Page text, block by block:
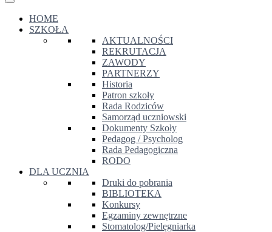
HOME
SZKOŁA
AKTUALNOŚCI
REKRUTACJA
ZAWODY
PARTNERZY
Historia
Patron szkoły
Rada Rodziców
Samorząd uczniowski
Dokumenty Szkoły
Pedagog / Psycholog
Rada Pedagogiczna
RODO
DLA UCZNIA
Druki do pobrania
BIBLIOTEKA
Konkursy
Egzaminy zewnętrzne
Stomatolog/Pielęgniarka